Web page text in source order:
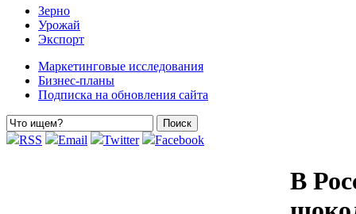
Зерно
Урожай
Экспорт
Маркетинговые исследования
Бизнес-планы
Подписка на обновления сайта
RSS Email Twitter Facebook
В